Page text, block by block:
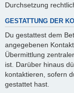
Durchsetzung
GESTATTUNG DER
Du gestattest dem
angegebenen
Übermittlung
ist. Darüber hinaus
kontaktieren, sofern
gestattet hast.